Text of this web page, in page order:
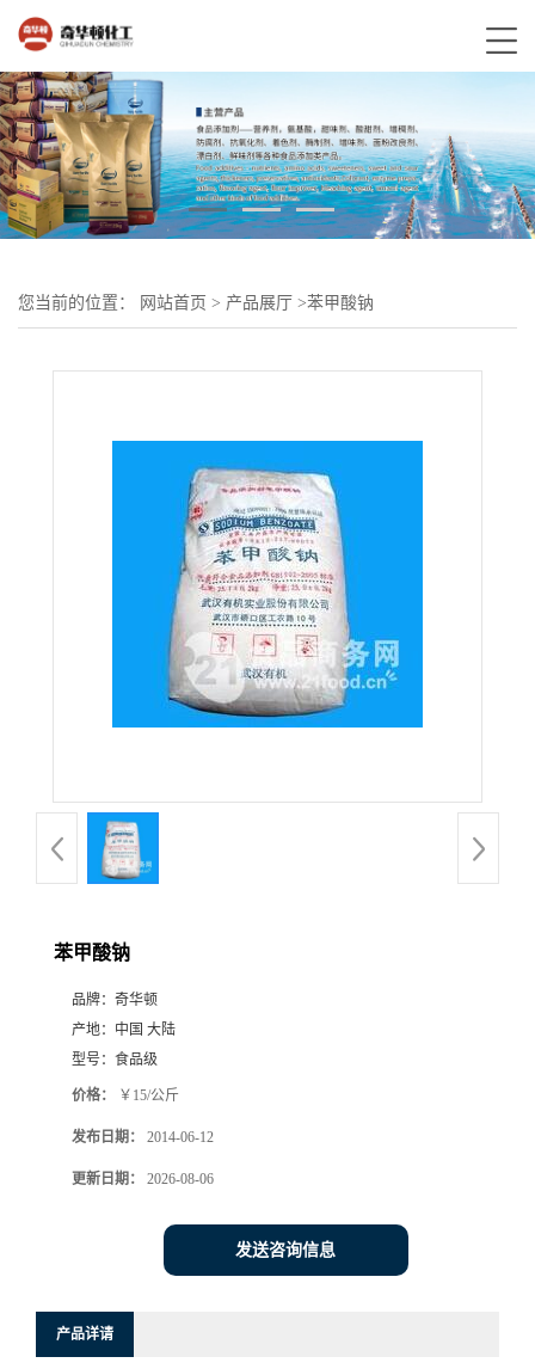
您当前的位置： 网站首页 > 产品展厅 >苯甲酸钠
苯甲酸钠
品牌： 奇华顿
产地： 中国 大陆
型号： 食品级
价格： ￥15/公斤
发布日期： 2014-06-12
更新日期： 2026-08-06
发送咨询信息
产品详请